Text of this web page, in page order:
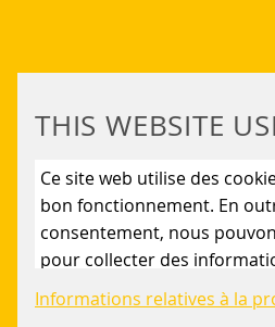
THIS WEBSITE
Ce site web utilise des
bon fonctionnement. En
consentement, nous
pour collecter des
du site web afin de
En cliquant sur le bouton «
Informations relatives à la